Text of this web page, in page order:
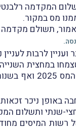
המקדמה
מס במקור.
תשולם מקדמה
לרבות לעניין
שנוצרו (ככל
באופן ניכר
שנתי ותשלום